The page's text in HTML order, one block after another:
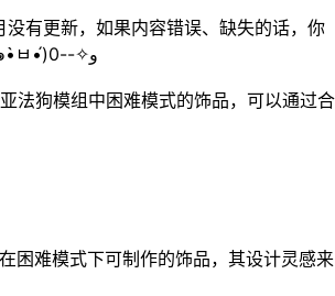
没有更新，如果内容错误、缺失的话，你
可以在评论区留言 (๑•̀ㅂ•́)و✧--0
法狗模组中困难模式的饰品，可以通过合
困难模式下可制作的饰品，其设计灵感来